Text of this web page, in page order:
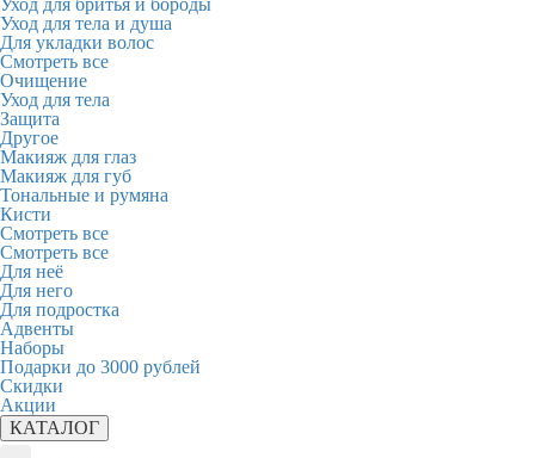
Уход для бритья и бороды
Уход для тела и душа
Для укладки волос
Смотреть все
Очищение
Уход для тела
Защита
Другое
Макияж для глаз
Макияж для губ
Тональные и румяна
Кисти
Смотреть все
Смотреть все
Для неё
Для него
Для подростка
Адвенты
Наборы
Подарки до 3000 рублей
Скидки
Акции
КАТАЛОГ